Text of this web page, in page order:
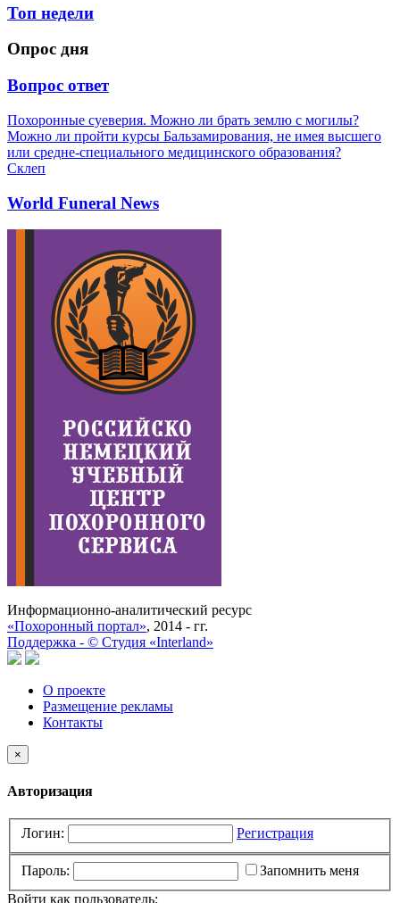
Топ недели
Опрос дня
Вопрос ответ
Похоронные суеверия. Можно ли брать землю с могилы?
Можно ли пройти курсы Бальзамирования, не имея высшего
или средне-специального медицинского образования?
Склеп
World Funeral News
Информационно-аналитический ресурс
«Похоронный портал», 2014 - гг.
Поддержка - © Cтудия «Interland»
О проекте
Размещение рекламы
Контакты
×
Авторизация
Логин: Регистрация
Пароль:
Запомнить меня
Войти как пользователь: